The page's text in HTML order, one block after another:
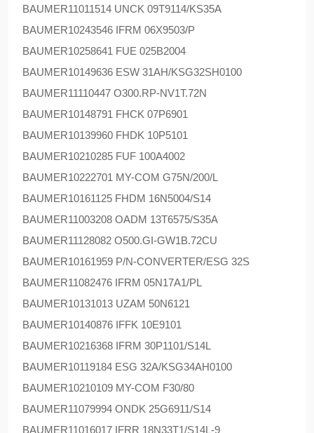
BAUMER11011514 UNCK 09T9114/KS35A
BAUMER10243546 IFRM 06X9503/P
BAUMER10258641 FUE 025B2004
BAUMER10149636 ESW 31AH/KSG32SH0100
BAUMER11110447 O300.RP-NV1T.72N
BAUMER10148791 FHCK 07P6901
BAUMER10139960 FHDK 10P5101
BAUMER10210285 FUF 100A4002
BAUMER10222701 MY-COM G75N/200/L
BAUMER10161125 FHDM 16N5004/S14
BAUMER11003208 OADM 13T6575/S35A
BAUMER11128082 O500.GI-GW1B.72CU
BAUMER10161959 P/N-CONVERTER/ESG 32S
BAUMER11082476 IFRM 05N17A1/PL
BAUMER10131013 UZAM 50N6121
BAUMER10140876 IFFK 10E9101
BAUMER10216368 IFRM 30P1101/S14L
BAUMER10119184 ESG 32A/KSG34AH0100
BAUMER10210109 MY-COM F30/80
BAUMER11079994 ONDK 25G6911/S14
BAUMER11016017 IFRR 18N33T1/S14L-9